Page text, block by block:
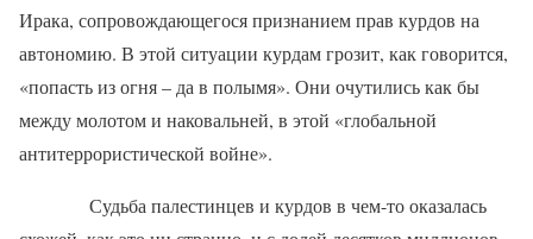
Ирака, сопровождающегося признанием прав курдов на
автономию. В этой ситуации курдам грозит, как говорится,
«попасть из огня – да в полымя». Они очутились как бы
между молотом и наковальней, в этой «глобальной
антитеррористической войне».
Судьба палестинцев и курдов в чем-то оказалась